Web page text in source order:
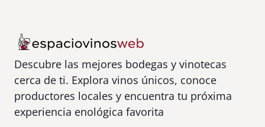
s
Descubre las mejores bodegas y vinotecas
cerca de ti. Explora vinos únicos, conoce
productores locales y encuentra tu próxima
experiencia enológica favorita